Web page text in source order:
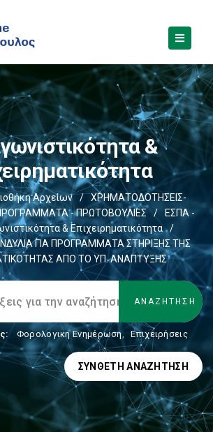
&
Αρχείων /
ΧΡΗΜΑΤΟΔΟΤΗΣΕΙΣ-
- ΠΡΩΤΟΒΟΥΛΙΕΣ /
ΕΣΠΑ -
& Επιχειρηματικότητα
/
ΓΙΑ ΠΡΟΓΡΑΜΜΑΤΑ ΣΤΗΡΙΞΗΣ ΤΗΣ
ΑΠΟ ΤΟ ΥΠ. ΑΝΑΠΤΥΞΗΣ
Φορολογικη Ενημέρωση, Επιχειρήσεις
ΣΎΝΘΕΤΗ ΑΝΑΖΉΤΗΣΗ